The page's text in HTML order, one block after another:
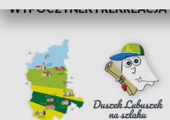
WYPOCZYNEK I REKREACJA